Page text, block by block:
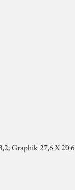
Graphik 27,6 X 20,6